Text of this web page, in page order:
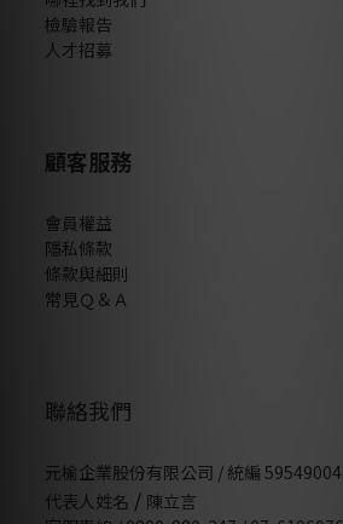
檢驗報告
人才招募
顧客服務
會員權益
隱私條款
條款與細則
常見Ｑ＆Ａ
聯絡我們
元榆企業股份有限公司 / 統編 59549004
代表人姓名 / 陳立言